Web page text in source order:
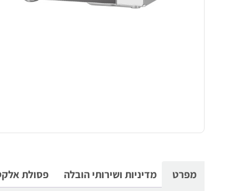
מפרט מדיניות ושירותי הובלה פסולת